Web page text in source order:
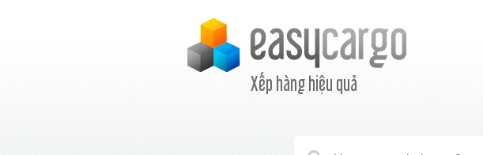
Xếp hàng hiệu quả